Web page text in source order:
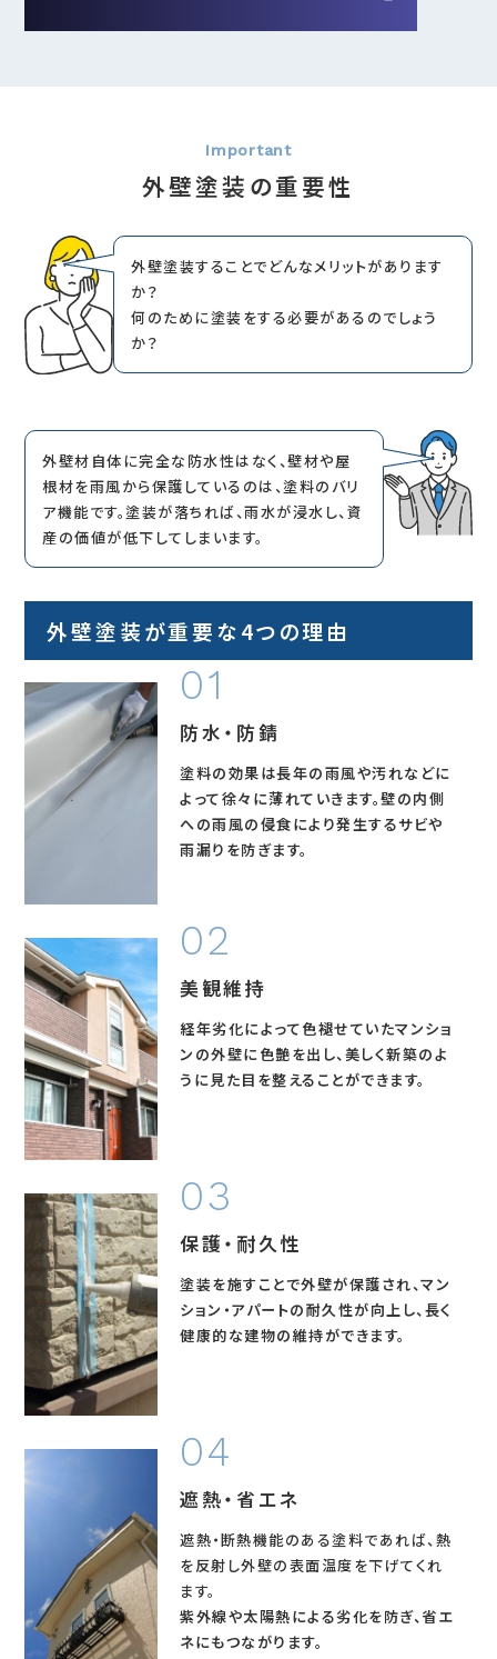
外壁塗装の重要性
外壁塗装することでどんなメリットがあります
か？
何のために塗装をする必要があるのでしょう
か？
外壁材自体に完全な防水性はなく、壁材や屋
根材を雨風から保護しているのは、塗料のバリ
ア機能です。塗装が落ちれば、雨水が浸水し、資
産の価値が低下してしまいます。
外壁塗装が重要な4つの理由
防水・防錆
塗料の効果は長年の雨風や汚れなどに
よって徐々に薄れていきます。壁の内側
への雨風の侵食により発生するサビや
雨漏りを防ぎます。
美観維持
経年劣化によって色褪せていたマンショ
ンの外壁に色艶を出し、美しく新築のよ
うに見た目を整える ことができます。
保護・耐久性
塗装を施すことで外壁が保護され、マン
ション・アパートの耐久性が向上し、長く
健康的な建物の維持ができます。
遮熱・省エネ
遮熱・断熱機能のある塗料であれば、熱
を反射し外壁の表面温度を下げてくれ
ます。
紫外線や太陽熱による劣化を防ぎ、省エ
ネにもつながります。